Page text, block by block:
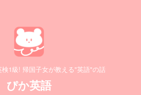
1級! 帰国子女が教える"英語"の話
ぴか英語